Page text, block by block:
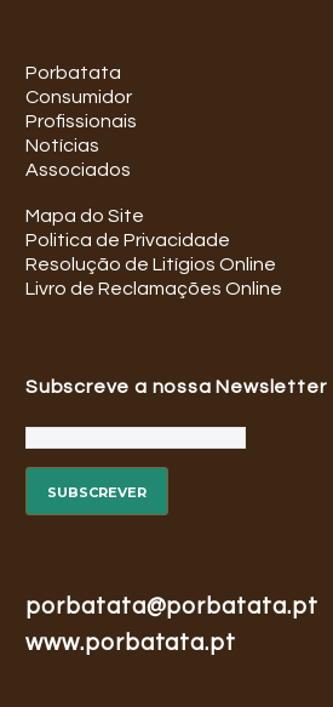
Porbatata
Consumidor
Profissionais
Notícias
Associados
Mapa do Site
Politica de Privacidade
Resolução de Litígios Online
Livro de Reclamações Online
Subscreve a nossa Newsletter
porbatata@porbatata.pt
www.porbatata.pt